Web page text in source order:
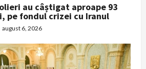
au câștigat aproape 93
pe fondul crizei cu Iranul
august 6, 2026